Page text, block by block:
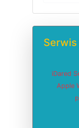
iDared
Apple